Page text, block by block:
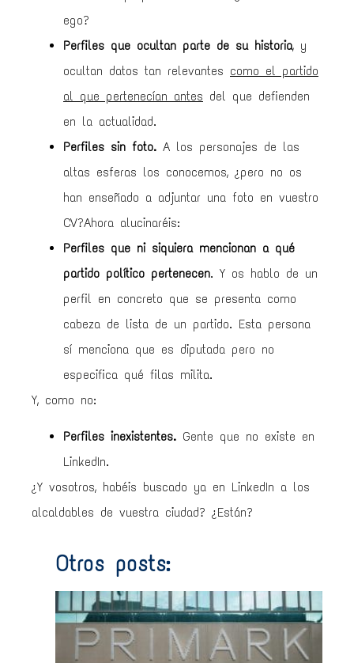
ego?
Perfiles que ocultan parte de su historia, y
ocultan datos tan relevantes como el partido
al que pertenecían antes del que defienden
en la actualidad.
Perfiles sin foto. A los personajes de las
altas esferas los conocemos, ¿pero no os
han enseñado a adjuntar una foto en vuestro
CV?Ahora alucinaréis:
Perfiles que ni siquiera mencionan a qué
partido político pertenecen. Y os hablo de un
perfil en concreto que se presenta como
cabeza de lista de un partido. Esta persona
sí menciona que es diputada pero no
especifica qué filas milita.
Y, como no:
Perfiles inexistentes. Gente que no existe en
LinkedIn.
¿Y vosotros, habéis buscado ya en LinkedIn a los
alcaldables de vuestra ciudad? ¿Están?
Otros posts: